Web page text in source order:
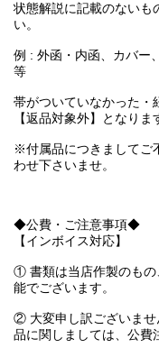
状態解説に記載のないも
い。
例 : 外函・内函、カバー
等
帯がついていなかった・
【返品対象外】となりま
※付属品につきましてご
わせ下さいませ。
◆公費・ご注意事項◆
【インボイス対応】
① 書類は当店作製のもの
能でございます。
② 大変申し訳ございませ
品に関しましては、公費